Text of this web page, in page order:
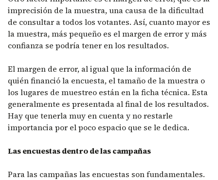
imprecisión de la muestra, una causa de la dificultad
de consultar a todos los votantes. Así, cuanto mayor es
la muestra, más pequeño es el margen de error y más
confianza se podría tener en los resultados.
El margen de error, al igual que la información de
quién financió la encuesta, el tamaño de la muestra o
los lugares de muestreo están en la ficha técnica. Esta
generalmente es presentada al final de los resultados.
Hay que tenerla muy en cuenta y no restarle
importancia por el poco espacio que se le dedica.
Las encuestas dentro de las campañas
Para las campañas las encuestas son fundamentales.